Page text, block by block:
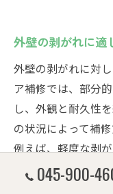
外壁の剥がれに適
外壁の剥がれに対
ア補修では、部分
し、外観と耐久性
の状況によって補
例えば、軽度な剥
主流ですが、広範
なることも。一般
045-900-